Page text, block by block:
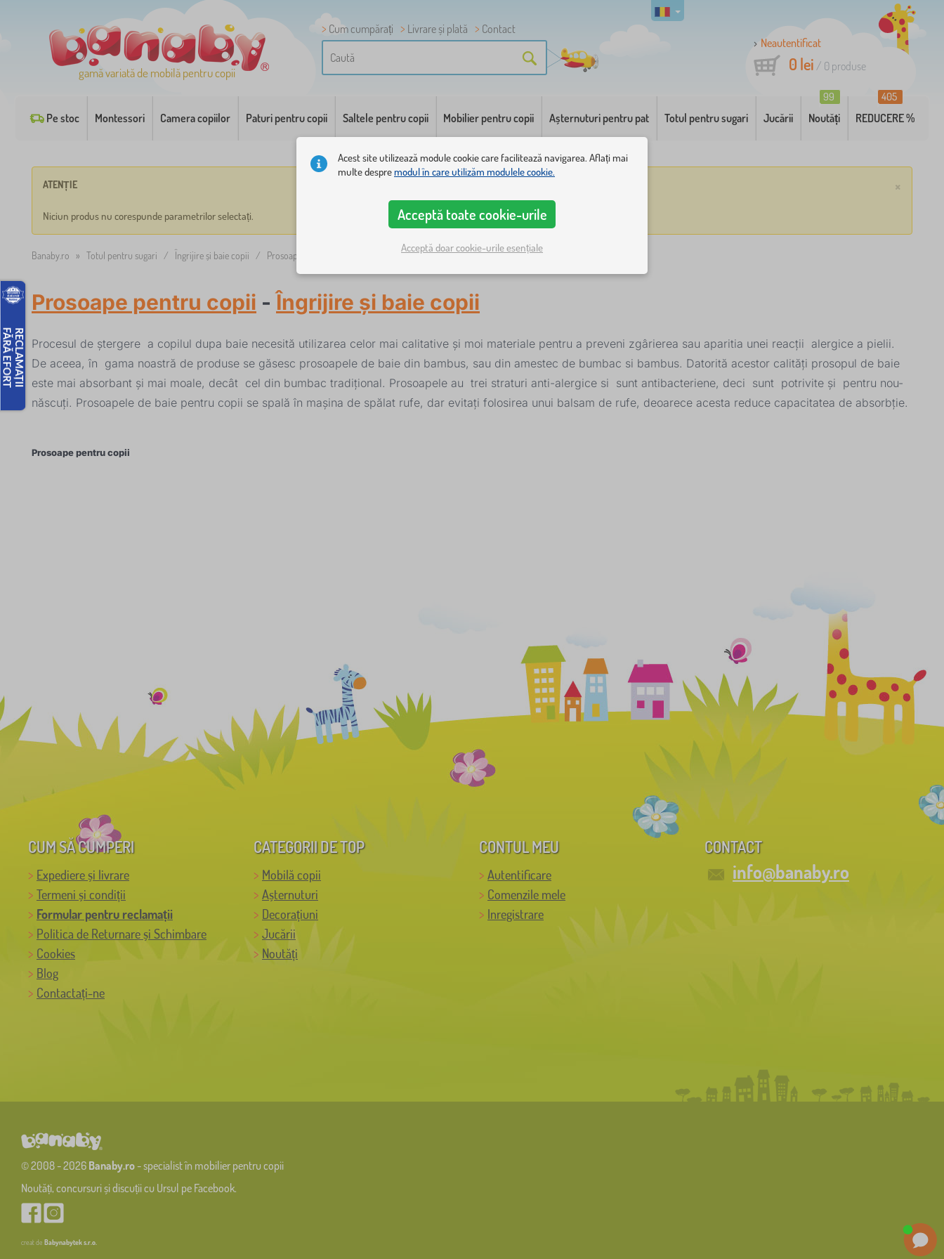
gamă variată de mobilă pentru copii
Cum cumpărați Livrare și plată
Contact
Neautentificat
0 lei / 0 produse
Pe stoc Montessori Camera copiilor Paturi pentru copii Saltele pentru copii Mobilier pentru copii Așternuturi pentru pat Totul pentru sugari Jucării Noutăți
99
REDUCERE %
405
×
ATENȚIE
Niciun produs nu corespunde parametrilor selectați.
Banaby.ro » Totul pentru sugari / Îngrijire și baie copii / Prosoape pentru copii
Prosoape pentru copii -Îngrijire și baie copii
Procesul de ștergere a copilul dupa baie necesită utilizarea celor mai calitative și moi materiale pentru a preveni zgârierea sau aparitia unei reacții alergice a pielii.
De aceea, în gama noastră de produse se găsesc prosoapele de baie din bambus, sau din amestec de bumbac si bambus. Datorită acestor calități prosopul de baie
este mai absorbant și mai moale, decât cel din bumbac tradițional. Prosoapele au trei straturi anti-alergice si sunt antibacteriene, deci sunt potrivite și pentru nou-
născuți. Prosoapele de baie pentru copii se spală în mașina de spălat rufe, dar evitați folosirea unui balsam de rufe, deoarece acesta reduce capacitatea de absorbție.
Prosoape pentru copii
CUM SĂ CUMPERI
Expediere și livrare
Termeni și condiții
Formular pentru reclamații
Politica de Returnare și Schimbare
Cookies
Blog
Contactați-ne
CATEGORII DE TOP
Mobilă copii
Așternuturi
Decorațiuni
Jucării
Noutăți
CONTUL MEU
Autentificare
Comenzile mele
Inregistrare
CONTACT
info@banaby.ro
© 2008 - 2026 Banaby.ro- specialist în mobilier pentru copii
Noutăți, concursuri și discuții cu Ursul pe Facebook.
creat de Babynabytek s.r.o.
Acest site utilizează module cookie care facilitează navigarea. Aflați mai
multe despremodul în care utilizăm modulele cookie.
Acceptă toate cookie-urile
Acceptă doar cookie-urile esențiale